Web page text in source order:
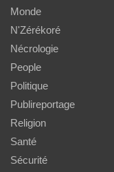
Monde
N'Zérékoré
Nécrologie
People
Politique
Publireportage
Religion
Santé
Sécurité